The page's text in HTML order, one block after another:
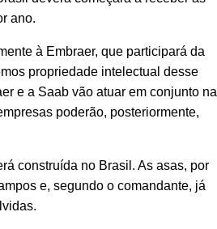
ano.
à Embraer, que participará da
propriedade intelectual desse
e a Saab vão atuar em conjunto na
poderão, posteriormente,
construída no Brasil. As asas, por
e, segundo o comandante, já